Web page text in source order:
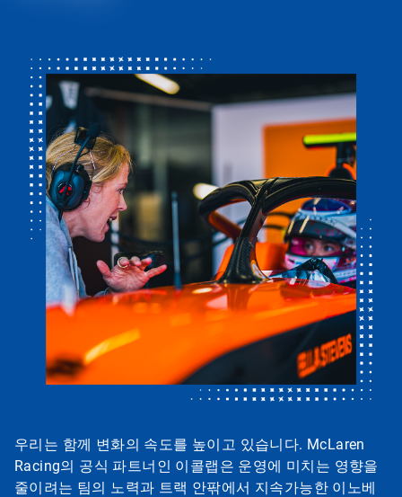
우리는 함께 변화의 속도를 높이고 있습니다. McLaren
Racing의 공식 파트너인 이콜랩은 운영에 미치는 영향을
줄이려는 팀의 노력과 트랙 안팎에서 지속가능한 이노베